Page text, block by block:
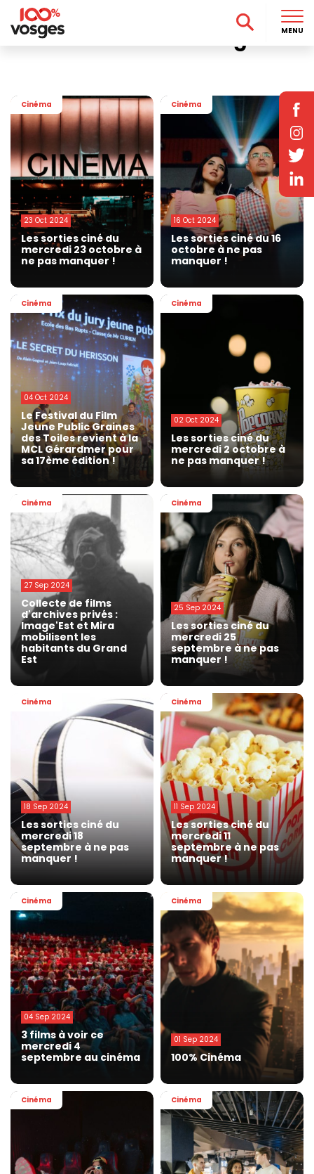
Accueil>
Cinéma dans les Vosges
Cinéma
23 Oct 2024
Les sorties ciné du
mercredi 23 octobre à
ne pas manquer !
Cinéma
16 Oct 2024
Les sorties ciné du 16
octobre à ne pas
manquer !
Cinéma
04 Oct 2024
Le Festival du Film
Jeune Public Graines
des Toiles revient à la
MCL Gérardmer pour
sa 17ème édition !
Cinéma
02 Oct 2024
Les sorties ciné du
mercredi 2 octobre à
ne pas manquer !
Cinéma
27 Sep 2024
Collecte de films
d'archives privés :
Image'Est et Mira
mobilisent les
habitants du Grand
Est
Cinéma
25 Sep 2024
Les sorties ciné du
mercredi 25
septembre à ne pas
manquer !
Cinéma
18 Sep 2024
Les sorties ciné du
mercredi 18
septembre à ne pas
manquer !
Cinéma
11 Sep 2024
Les sorties ciné du
mercredi 11
septembre à ne pas
manquer !
Cinéma
04 Sep 2024
3 films à voir ce
mercredi 4
septembre au cinéma
Cinéma
01 Sep 2024
100% Cinéma
Cinéma Cinéma
MENU